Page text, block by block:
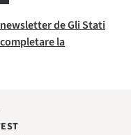
de Gli Stati
la